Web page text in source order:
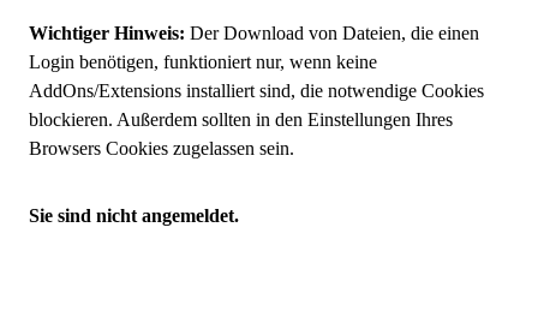
Wichtiger Hinweis: Der Download von Dateien, die einen
Login benötigen, funktioniert nur, wenn keine
AddOns/Extensions installiert sind, die notwendige Cookies
blockieren. Außerdem sollten in den Einstellungen Ihres
Browsers Cookies zugelassen sein.
Sie sind nicht angemeldet.